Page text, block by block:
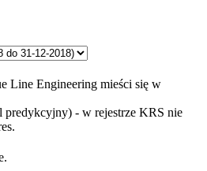
Line Engineering mieści się w
predykcyjny) - w rejestrze KRS nie